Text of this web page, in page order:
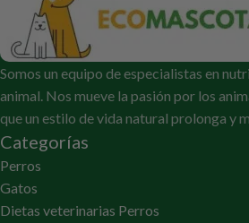
Somos un equipo de especialistas en
animal. Nos mueve la pasión por los
que un estilo de vida natural prolonga y
Categorías
Perros
Gatos
Dietas veterinarias Perros